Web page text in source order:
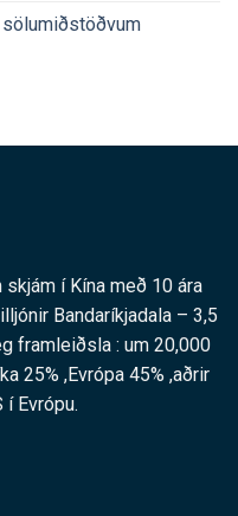
í Kína með 10 ára
Bandaríkjadala – 3,5
framleiðsla : um 20,000
25% ,Evrópa 45% ,aðrir
í Evrópu.